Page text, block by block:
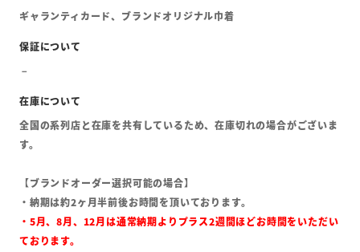
ギャランティカード、ブランドオリジナル巾着
全国の系列店と在庫を共有しているため、在庫切れの場合がございま
す。
【ブランドオーダー選択可能の場合】
・納期は約2ヶ月半前後お時間を頂いております。
・5月、8月、12月は通常納期よりプラス2週間ほどお時間をいただい
ております。